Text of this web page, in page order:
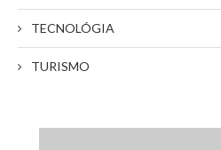
TECNOLÓGIA
TURISMO